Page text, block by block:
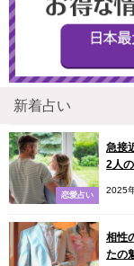
新着占い
恋愛占い
急接
2人
2025
相性
たの